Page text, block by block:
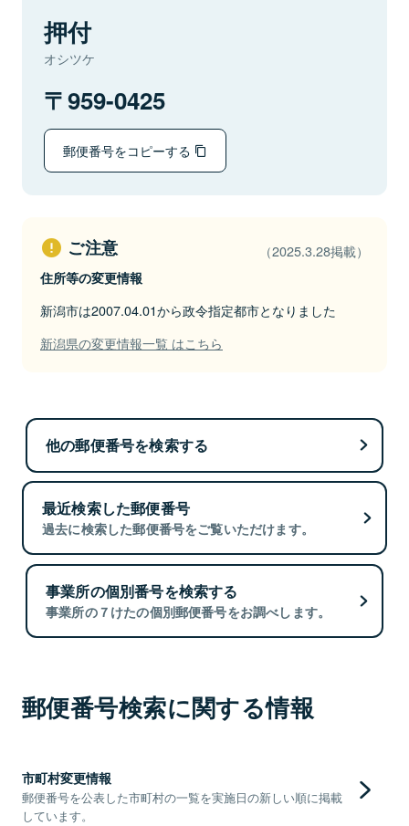
押付
オシツケ
959-0425
郵便番号をコピーする
ご注意 （2025.3.28掲載）
住所等の変更情報
新潟市は2007.04.01から政令指定都市となりました
新潟県の変更情報一覧 はこちら
他の郵便番号を検索する
最近検索した郵便番号
過去に検索した郵便番号をご覧いただけます。
事業所の個別番号を検索する
事業所の７けたの個別郵便番号をお調べします。
郵便番号検索に関する情報
市町村変更情報
郵便番号を公表した市町村の一覧を実施日の新しい順に掲載
しています。